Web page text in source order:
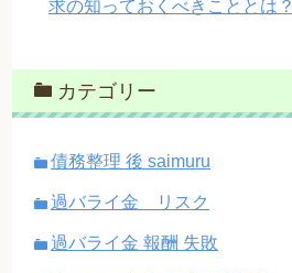
求の知っておくべきこととは？
カテゴリー
債務整理 後 saimuru
過バライ金 リスク
過バライ金 報酬 失敗